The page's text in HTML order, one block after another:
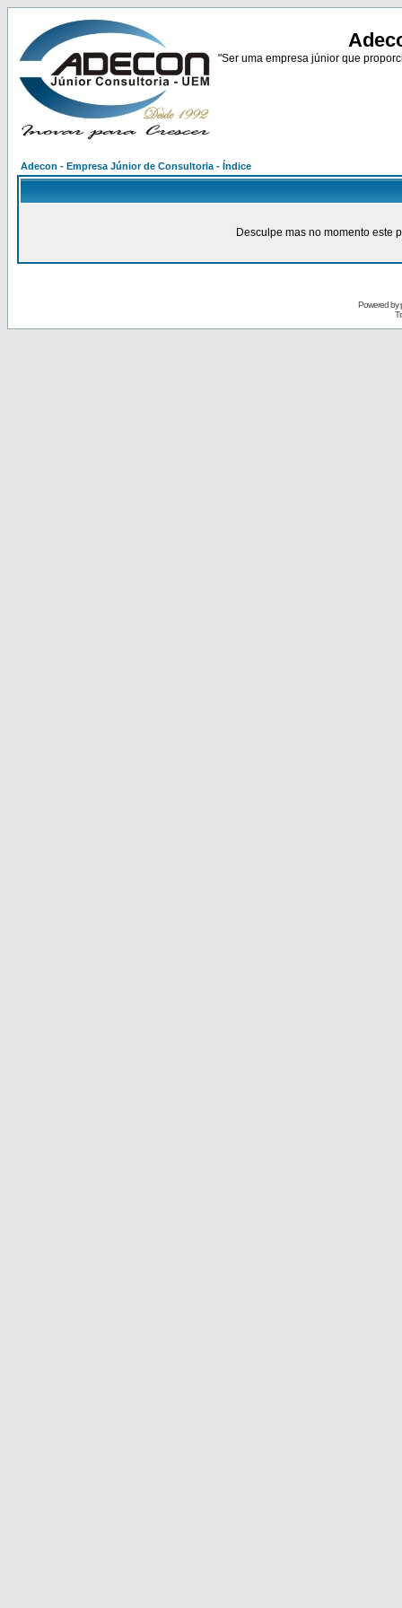
"Ser uma empresa júnior que
Adecon - Empresa Júnior de Consultoria - Índice
Desculpe mas no momento este
Powered by